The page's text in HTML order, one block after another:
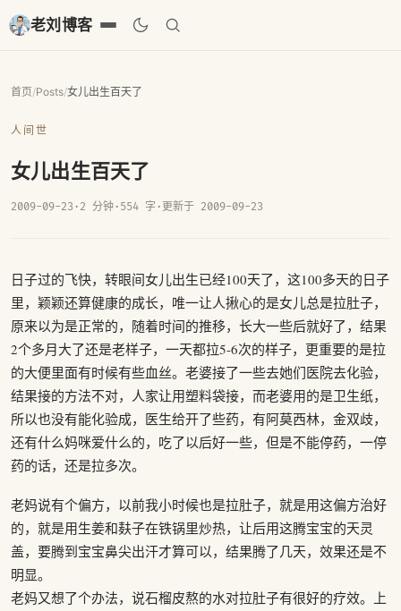
老刘博客
首页/Posts/女儿出生百天了
人间世
女儿出生百天了
2009-09-23 · 2 分钟· 554 字 · 更新于 2009-09-23
日子过的飞快，转眼间女儿出生已经100天了，这100多天的日子
里，颖颖还算健康的成长，唯一让人揪心的是女儿总是拉肚子，
原来以为是正常的，随着时间的推移，长大一些后就好了，结果
2个多月大了还是老样子，一天都拉5-6次的样子，更重要的是拉
的大便里面有时候有些血丝。老婆接了一些去她们医院去化验，
结果接的方法不对，人家让用塑料袋接，而老婆用的是卫生纸，
所以也没有能化验成，医生给开了些药，有阿莫西林，金双歧，
还有什么妈咪爱什么的，吃了以后好一些，但是不能停药，一停
药的话，还是拉多次。
老妈说有个偏方，以前我小时候也是拉肚子，就是用这偏方治好
的，就是用生姜和麸子在铁锅里炒热，让后用这腾宝宝的天灵
盖，要腾到宝宝鼻尖出汗才算可以，结果腾了几天，效果还是不
明显。
老妈又想了个办法，说石榴皮熬的水对拉肚子有很好的疗效。上